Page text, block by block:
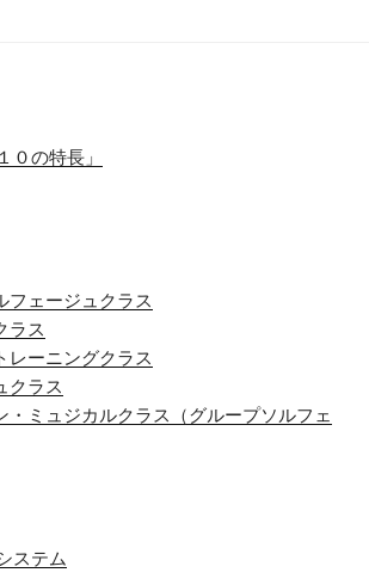
０の特長」
フェージュクラス
ラス
レーニングクラス
クラス
・ミュジカルクラス（グループソルフェ
ステム